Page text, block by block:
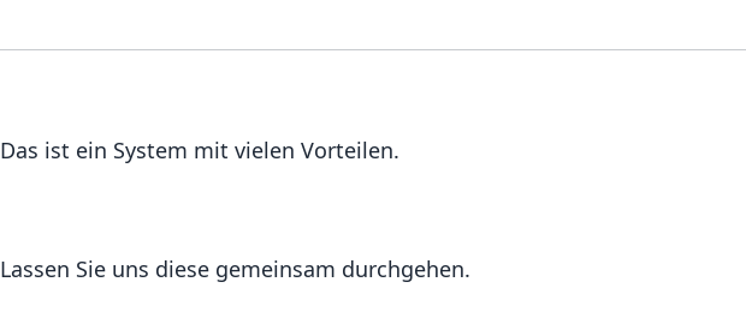
Das ist ein System mit vielen Vorteilen.
Lassen Sie uns diese gemeinsam durchgehen.